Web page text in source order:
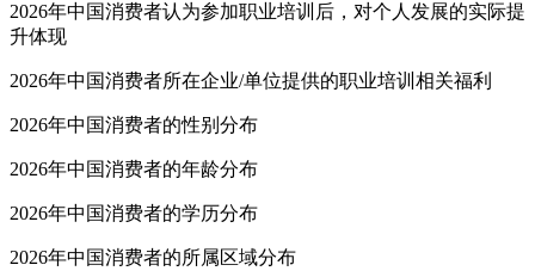
2026年中国消费者认为参加职业培训后，对个人发展的实际提
升体现
2026年中国消费者所在企业/单位提供的职业培训相关福利
2026年中国消费者的性别分布
2026年中国消费者的年龄分布
2026年中国消费者的学历分布
2026年中国消费者的所属区域分布